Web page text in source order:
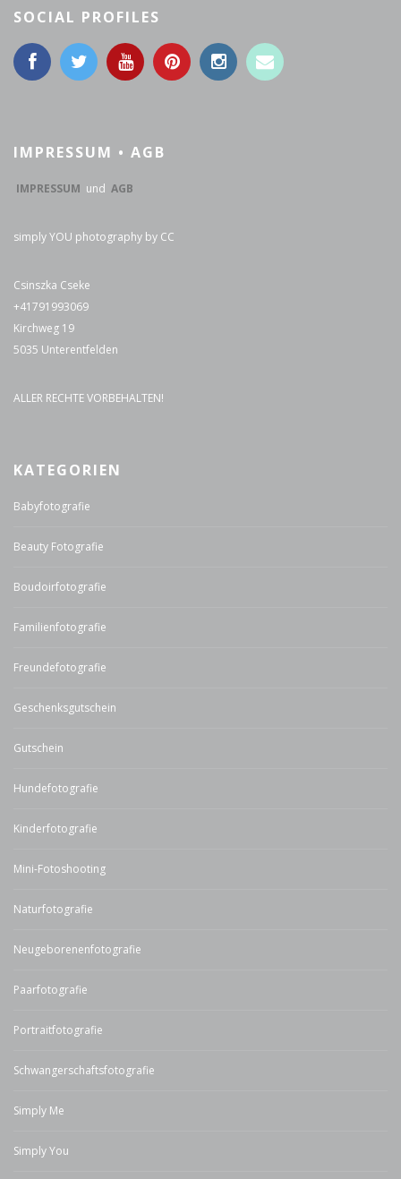
SOCIAL PROFILES
IMPRESSUM • AGB
IMPRESSUM und AGB
simply YOU photography by CC
Csinszka Cseke
+41791993069
Kirchweg 19
5035 Unterentfelden
ALLER RECHTE VORBEHALTEN!
KATEGORIEN
Babyfotografie
Beauty Fotografie
Boudoirfotografie
Familienfotografie
Freundefotografie
Geschenksgutschein
Gutschein
Hundefotografie
Kinderfotografie
Mini-Fotoshooting
Naturfotografie
Neugeborenenfotografie
Paarfotografie
Portraitfotografie
Schwangerschaftsfotografie
Simply Me
Simply You